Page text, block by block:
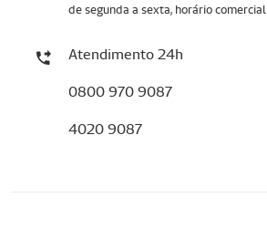
de segunda a sexta, horário comercial
Atendimento 24h
0800 970 9087
4020 9087